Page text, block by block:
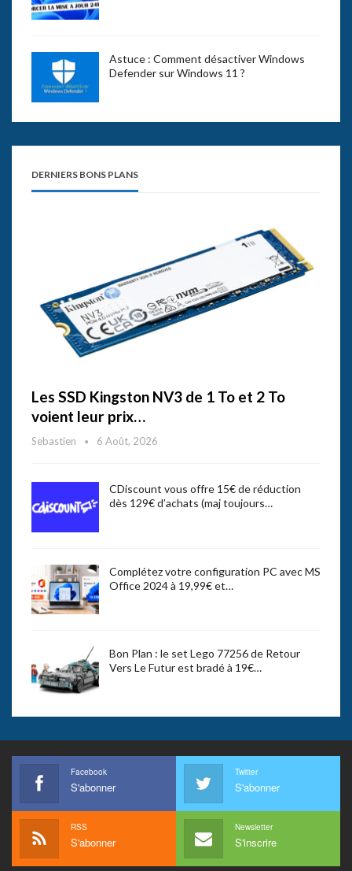
Astuce : Comment désactiver Windows
Defender sur Windows 11 ?
DERNIERS BONS PLANS
Les SSD Kingston NV3 de 1 To et 2 To
voient leur prix…
Sebastien 6 Août, 2026
CDiscount vous offre 15€ de réduction
dès 129€ d’achats (maj toujours…
Complétez votre configuration PC avec MS
Office 2024 à 19,99€ et…
Bon Plan : le set Lego 77256 de Retour
Vers Le Futur est bradé à 19€…
Facebook
S'abonner
Twitter
S'abonner
RSS
S'abonner
Newsletter
S'inscrire